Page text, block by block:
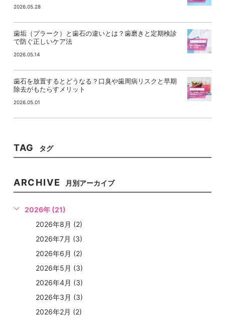
2026.05.28
歯垢（プラーク）と歯石の違いとは？歯磨きと定期検診
で防ぐ正しいケア法
2026.05.14
歯石を放置するとどうなる？口臭や歯周病リスクと早期
除去がもたらすメリット
2026.05.01
TAG タグ
ARCHIVE 月別アーカイブ
2026年 (21)
2026年8月 (2)
2026年7月 (3)
2026年6月 (2)
2026年5月 (3)
2026年4月 (3)
2026年3月 (3)
2026年2月 (2)